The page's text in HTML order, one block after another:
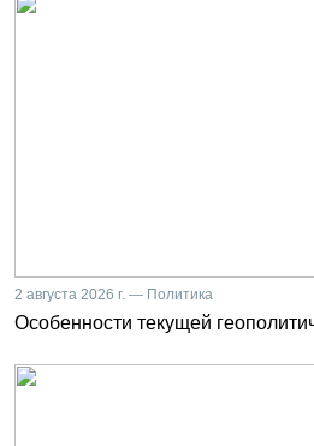
2 августа 2026 г. — Политика
Особенности текущей